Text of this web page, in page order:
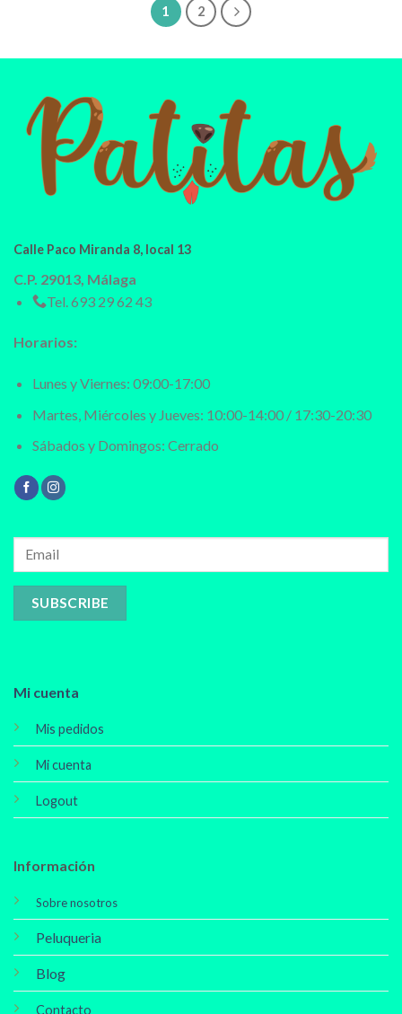
1 2
Calle Paco Miranda 8, local 13
C.P. 29013, Málaga
Tel. 693 29 62 43
Horarios:
Lunes y Viernes: 09:00-17:00
Martes, Miércoles y Jueves: 10:00-14:00 / 17:30-20:30
Sábados y Domingos: Cerrado
Mi cuenta
Mis pedidos
Mi cuenta
Logout
Información
Sobre nosotros
Peluqueria
Blog
Contacto